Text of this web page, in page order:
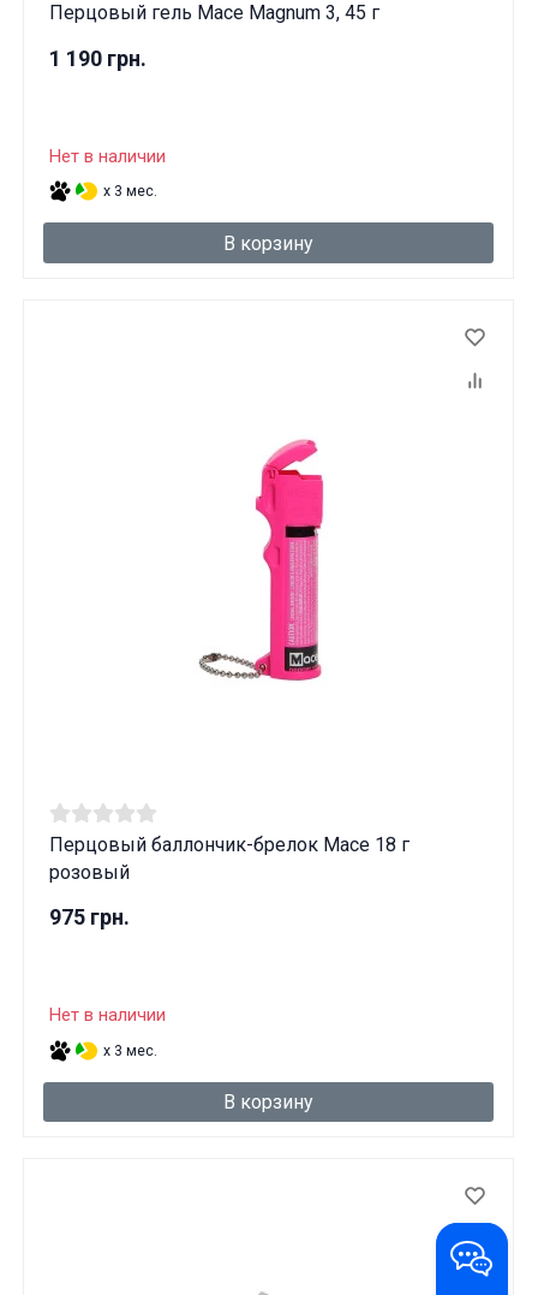
Перцовый гель Mace Magnum 3, 45 г
1 190 грн.
Нет в наличии
x 3 мес.
В корзину
Перцовый баллончик-брелок Mace 18 г
розовый
975 грн.
Нет в наличии
x 3 мес.
В корзину